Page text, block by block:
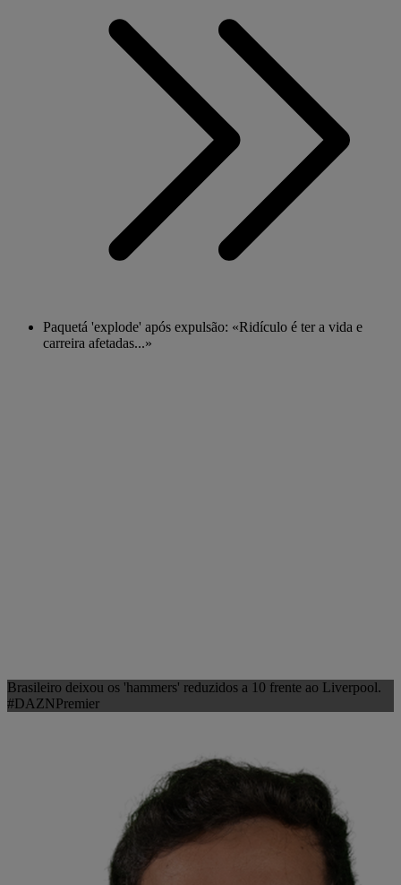
Paquetá 'explode' após expulsão: «Ridículo é ter a vida e
carreira afetadas...»
Brasileiro deixou os 'hammers' reduzidos a 10 frente ao Liverpool.
#DAZNPremier